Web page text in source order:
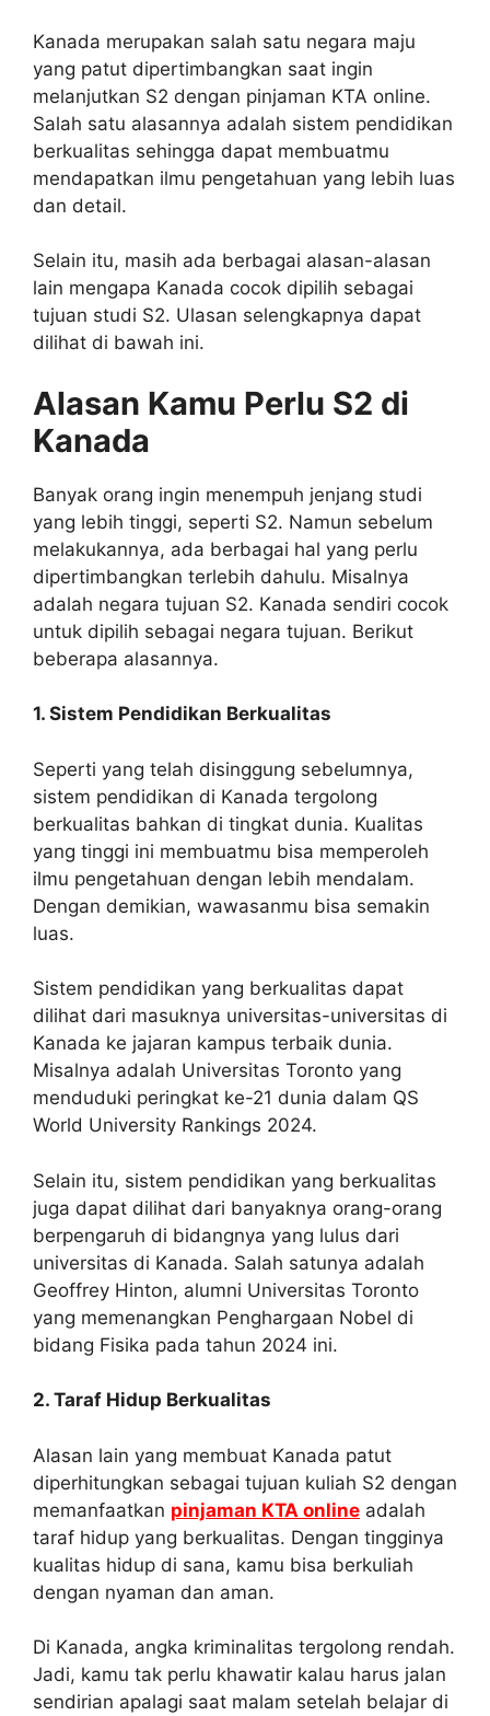
Kanada merupakan salah satu negara maju
yang patut dipertimbangkan saat ingin
melanjutkan S2 dengan pinjaman KTA online.
Salah satu alasannya adalah sistem pendidikan
berkualitas sehingga dapat membuatmu
mendapatkan ilmu pengetahuan yang lebih luas
dan detail.
Selain itu, masih ada berbagai alasan-alasan
lain mengapa Kanada cocok dipilih sebagai
tujuan studi S2. Ulasan selengkapnya dapat
dilihat di bawah ini.
Alasan Kamu Perlu S2 di
Kanada
Banyak orang ingin menempuh jenjang studi
yang lebih tinggi, seperti S2. Namun sebelum
melakukannya, ada berbagai hal yang perlu
dipertimbangkan terlebih dahulu. Misalnya
adalah negara tujuan S2. Kanada sendiri cocok
untuk dipilih sebagai negara tujuan. Berikut
beberapa alasannya.
1. Sistem Pendidikan Berkualitas
Seperti yang telah disinggung sebelumnya,
sistem pendidikan di Kanada tergolong
berkualitas bahkan di tingkat dunia. Kualitas
yang tinggi ini membuatmu bisa memperoleh
ilmu pengetahuan dengan lebih mendalam.
Dengan demikian, wawasanmu bisa semakin
luas.
Sistem pendidikan yang berkualitas dapat
dilihat dari masuknya universitas-universitas di
Kanada ke jajaran kampus terbaik dunia.
Misalnya adalah Universitas Toronto yang
menduduki peringkat ke-21 dunia dalam QS
World University Rankings 2024.
Selain itu, sistem pendidikan yang berkualitas
juga dapat dilihat dari banyaknya orang-orang
berpengaruh di bidangnya yang lulus dari
universitas di Kanada. Salah satunya adalah
Geoffrey Hinton, alumni Universitas Toronto
yang memenangkan Penghargaan Nobel di
bidang Fisika pada tahun 2024 ini.
2. Taraf Hidup Berkualitas
Alasan lain yang membuat Kanada patut
diperhitungkan sebagai tujuan kuliah S2 dengan
memanfaatkan pinjaman KTA online adalah
taraf hidup yang berkualitas. Dengan tingginya
kualitas hidup di sana, kamu bisa berkuliah
dengan nyaman dan aman.
Di Kanada, angka kriminalitas tergolong rendah.
Jadi, kamu tak perlu khawatir kalau harus jalan
sendirian apalagi saat malam setelah belajar di